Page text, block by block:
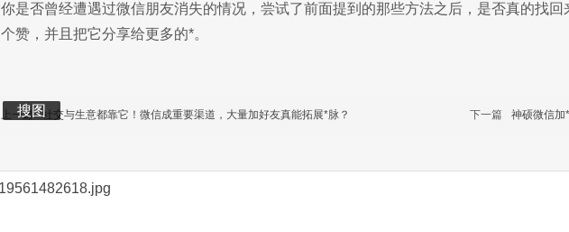
搜图
搜图
你是否曾经遭遇过微信朋友消失的情况，尝试了前面提到的那些方法之后，是否真的找
个赞，并且把它分享给更多的*。
上一篇 社交与生意都靠它！微信成重要渠道，大量加好友真能拓展*脉？ 下一篇 神硕微信加